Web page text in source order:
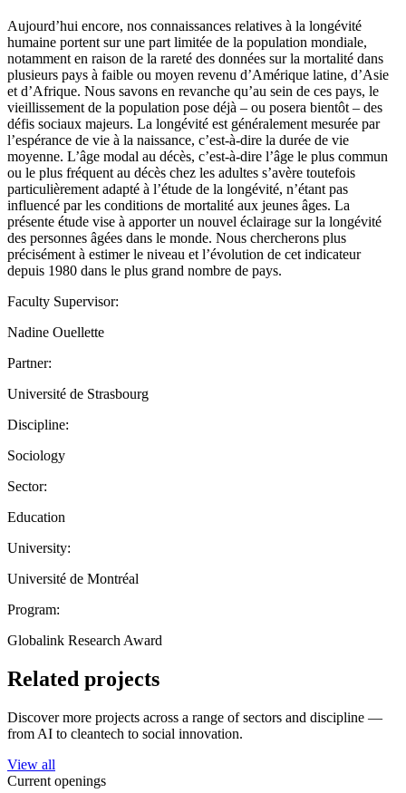
Aujourd’hui encore, nos connaissances relatives à la longévité
humaine portent sur une part limitée de la population mondiale,
notamment en raison de la rareté des données sur la mortalité dans
plusieurs pays à faible ou moyen revenu d’Amérique latine, d’Asie
et d’Afrique. Nous savons en revanche qu’au sein de ces pays, le
vieillissement de la population pose déjà – ou posera bientôt – des
défis sociaux majeurs. La longévité est généralement mesurée par
l’espérance de vie à la naissance, c’est-à-dire la durée de vie
moyenne. L’âge modal au décès, c’est-à-dire l’âge le plus commun
ou le plus fréquent au décès chez les adultes s’avère toutefois
particulièrement adapté à l’étude de la longévité, n’étant pas
influencé par les conditions de mortalité aux jeunes âges. La
présente étude vise à apporter un nouvel éclairage sur la longévité
des personnes âgées dans le monde. Nous chercherons plus
précisément à estimer le niveau et l’évolution de cet indicateur
depuis 1980 dans le plus grand nombre de pays.
Faculty Supervisor:
Nadine Ouellette
Partner:
Université de Strasbourg
Discipline:
Sociology
Sector:
Education
University:
Université de Montréal
Program:
Globalink Research Award
Related projects
Discover more projects across a range of sectors and discipline —
from AI to cleantech to social innovation.
View all
Current openings